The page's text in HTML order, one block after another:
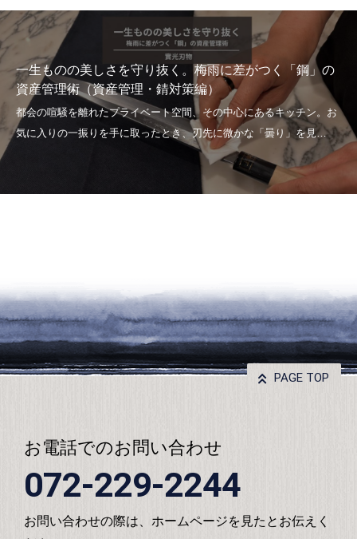
一生ものの美しさを守り抜く。梅雨に差がつく「鋼」の
資産管理術（資産管理・錆対策編）
PAGE TOP
お電話でのお問い合わせ
072-229-2244
お問い合わせの際は、ホームページを見たとお伝えく